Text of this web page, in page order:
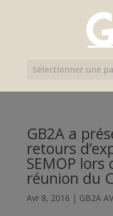
Sélectionner une
GB2A a
retours
SEMOP
réunion du
Avr 8, 2016 | GB2A